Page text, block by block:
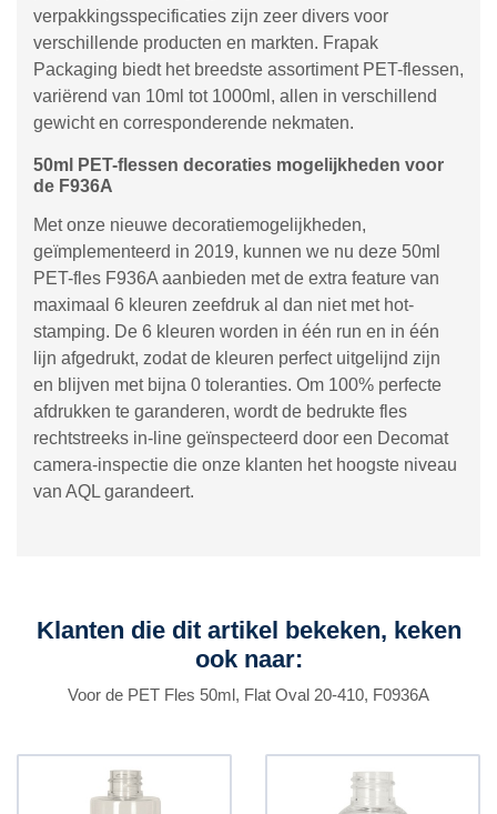
verpakkingsspecificaties zijn zeer divers voor
verschillende producten en markten. Frapak
Packaging biedt het breedste assortiment PET-flessen,
variërend van 10ml tot 1000ml, allen in verschillend
gewicht en corresponderende nekmaten.
50ml PET-flessen decoraties mogelijkheden voor
de F936A
Met onze nieuwe decoratiemogelijkheden,
geïmplementeerd in 2019, kunnen we nu deze 50ml
PET-fles F936A aanbieden met de extra feature van
maximaal 6 kleuren zeefdruk al dan niet met hot-
stamping. De 6 kleuren worden in één run en in één
lijn afgedrukt, zodat de kleuren perfect uitgelijnd zijn
en blijven met bijna 0 toleranties. Om 100% perfecte
afdrukken te garanderen, wordt de bedrukte fles
rechtstreeks in-line geïnspecteerd door een Decomat
camera-inspectie die onze klanten het hoogste niveau
van AQL garandeert.
Klanten die dit artikel bekeken, keken
ook naar:
Voor de PET Fles 50ml, Flat Oval 20-410, F0936A